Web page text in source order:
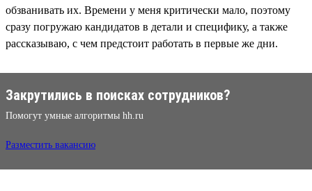
обзванивать их. Времени у меня критически мало, поэтому
сразу погружаю кандидатов в детали и специфику, а также
рассказываю, с чем предстоит работать в первые же дни.
Закрутились в поисках сотрудников?
Помогут умные алгоритмы hh.ru
Разместить вакансию